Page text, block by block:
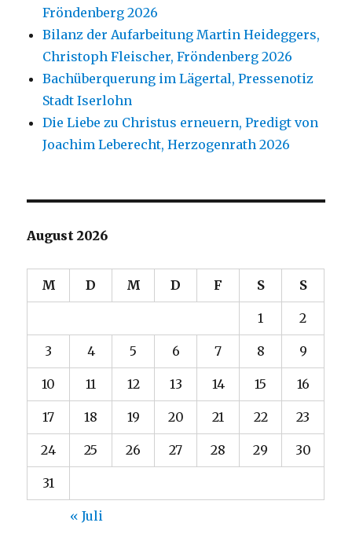
Fröndenberg 2026
Bilanz der Aufarbeitung Martin Heideggers,
Christoph Fleischer, Fröndenberg 2026
Bachüberquerung im Lägertal, Pressenotiz
Stadt Iserlohn
Die Liebe zu Christus erneuern, Predigt von
Joachim Leberecht, Herzogenrath 2026
August 2026
M D M D F S S
1 2
3 4 5 6 7 8 9
10 11 12 13 14 15 16
17 18 19 20 21 22 23
24 25 26 27 28 29 30
31
« Juli